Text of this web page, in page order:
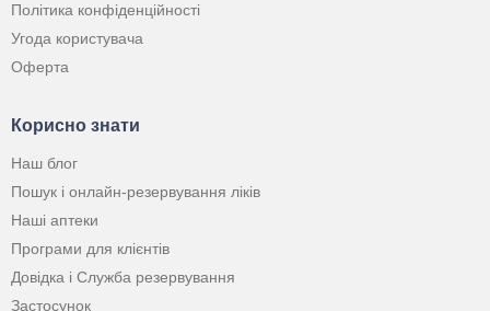
Політика конфіденційності
Угода користувача
Оферта
Корисно знати
Наш блог
Пошук і онлайн-резервування ліків
Наші аптеки
Програми для клієнтів
Довідка і Служба резервування
Застосунок